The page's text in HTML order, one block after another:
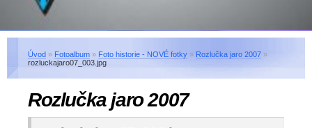
Úvod » Fotoalbum » Foto historie - NOVÉ fotky » Rozlučka jaro 2007 »
rozluckajaro07_003.jpg
Rozlučka jaro 2007